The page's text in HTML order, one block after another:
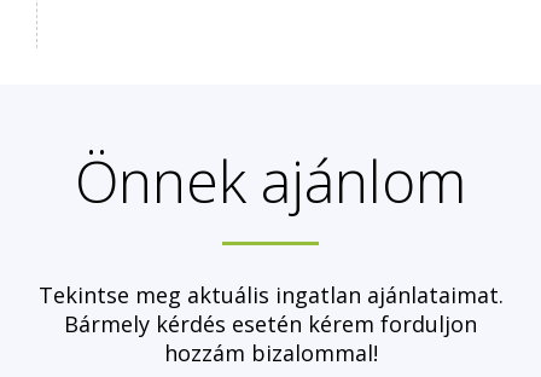
Önnek ajánlom
Tekintse meg aktuális ingatlan ajánlataimat.
Bármely kérdés esetén kérem forduljon
hozzám bizalommal!